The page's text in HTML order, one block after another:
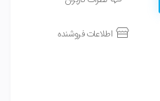
اطلاعات فروشنده